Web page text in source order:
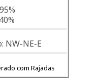
NW-NE-E
com Rajadas